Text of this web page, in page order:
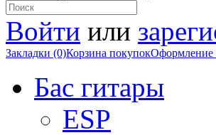
Войти или
Закладки (0)Корзина покупокОформление
Бас гитары
ESP